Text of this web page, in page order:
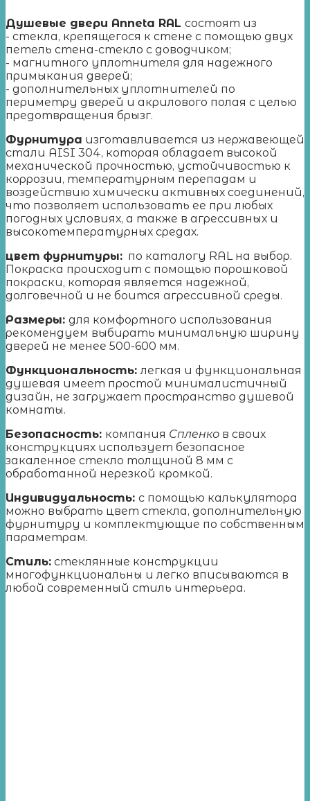
Душевые двери Anneta RAL состоят из
- стекла, крепящегося к стене с помощью двух
петель стена-стекло с доводчиком;
- магнитного уплотнителя для надежного
примыкания дверей;
- дополнительных уплотнителей по
периметру дверей и акрилового полая с целью
предотвращения брызг.
Фурнитура изготавливается из нержавеющей
стали AISI 304, которая обладает высокой
механической прочностью, устойчивостью к
коррозии, температурным перепадам и
воздействию химически активных соединений,
что позволяет использовать ее при любых
погодных условиях, а также в агрессивных и
высокотемпературных средах.
цвет фурнитуры: по каталогу RAL на выбор.
Покраска происходит с помощью порошковой
покраски, которая является надежной,
долговечной и не боится агрессивной среды.
Размеры: для комфортного использования
рекомендуем выбирать минимальную ширину
дверей не менее 500-600 мм.
Функциональность:легкая и функциональная
душевая имеет простой минималистичный
дизайн, не загружает пространство душевой
комнаты.
Безопасность: компания Спленко в своих
конструкциях использует безопасное
закаленное стекло толщиной 8 мм с
обработанной нерезкой кромкой.
Индивидуальность: с помощью калькулятора
можно выбрать цвет стекла, дополнительную
фурнитуру и комплектующие по собственным
параметрам.
Стиль: стеклянные конструкции
многофункциональны и легко вписываются в
любой современный стиль интерьера.